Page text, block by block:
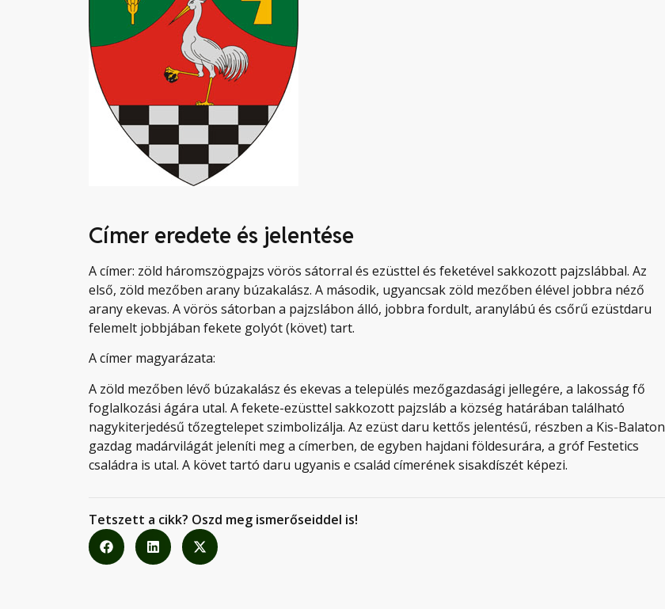
Címer eredete és jelentése
A címer: zöld háromszögpajzs vörös sátorral és ezüsttel és feketével sakkozott pajzslábbal. Az
első, zöld mezőben arany búzakalász. A második, ugyancsak zöld mezőben élével jobbra néző
arany ekevas. A vörös sátorban a pajzslábon álló, jobbra fordult, aranylábú és csőrű ezüstdaru
felemelt jobbjában fekete golyót (követ) tart.
A címer magyarázata:
A zöld mezőben lévő búzakalász és ekevas a település mezőgazdasági jellegére, a lakosság fő
foglalkozási ágára utal. A fekete-ezüsttel sakkozott pajzsláb a község határában található
nagykiterjedésű tőzegtelepet szimbolizálja. Az ezüst daru kettős jelentésű, részben a Kis-Balaton
gazdag madárvilágát jeleníti meg a címerben, de egyben hajdani földesurára, a gróf Festetics
családra is utal. A követ tartó daru ugyanis e család címerének sisakdíszét képezi.
Tetszett a cikk? Oszd meg ismerőseiddel is!